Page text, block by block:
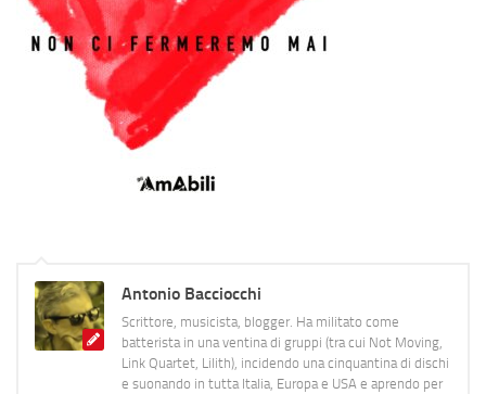
Antonio Bacciocchi
Scrittore, musicista, blogger. Ha militato come
batterista in una ventina di gruppi (tra cui Not Moving,
Link Quartet, Lilith), incidendo una cinquantina di dischi
e suonando in tutta Italia, Europa e USA e aprendo per